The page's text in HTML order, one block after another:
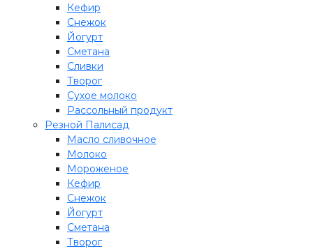
Кефир
Снежок
Йогурт
Сметана
Сливки
Творог
Сухое молоко
Рассольный продукт
Резной Палисад
Масло сливочное
Молоко
Мороженое
Кефир
Снежок
Йогурт
Сметана
Творог